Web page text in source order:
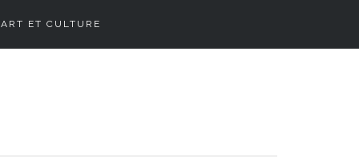
ART ET CULTURE